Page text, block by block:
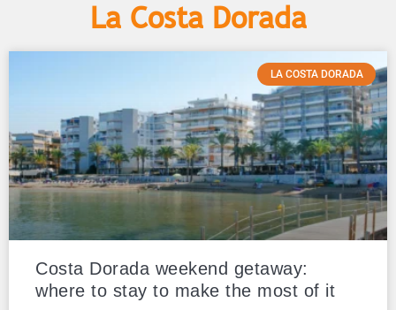
La Costa Dorada
LA COSTA DORADA
Costa Dorada weekend getaway:
where to stay to make the most of it